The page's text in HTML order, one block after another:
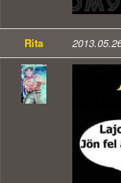
Rita